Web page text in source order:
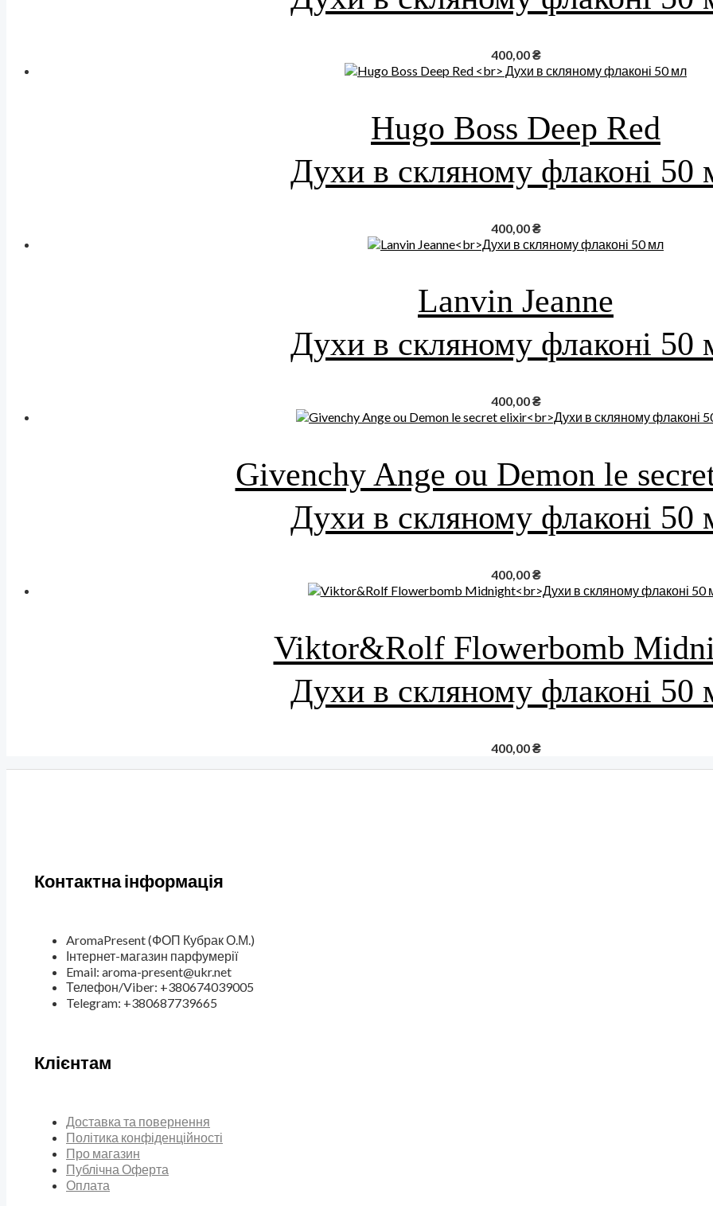
400,00₴
Hugo Boss Deep Red
Духи в скляному флаконі 50
400,00₴
Lanvin Jeanne
Духи в скляному флаконі 50
400,00₴
Givenchy Ange ou Demon le
Духи в скляному флаконі 50
400,00₴
Viktor&Rolf Flowerbomb
Духи в скляному флаконі 50
400,00₴
Контактна інформація
AromaPresent (ФОП Кубрак О.М.)
Інтернет-магазин парфумерії
Email: aroma-present@ukr.net
Телефон/Viber: +380674039005
Telegram: +380687739665
Клієнтам
Доставка та повернення
Політика конфіденційності
Про магазин
Публічна Оферта
Оплата